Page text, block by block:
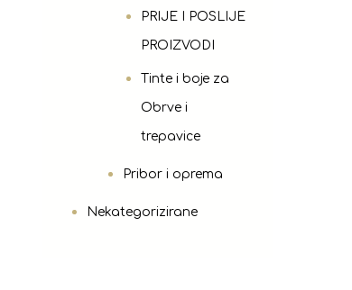
PRIJE I POSLIJE
PROIZVODI
Tinte i boje za
Obrve i
trepavice
Pribor i oprema
Nekategorizirane